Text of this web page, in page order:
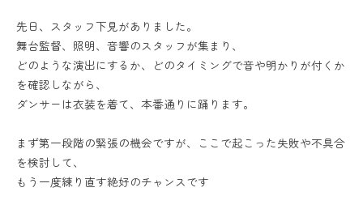
先日、スタッフ下見がありました。
舞台監督、照明、音響のスタッフが集まり、
どのような演出にするか、どのタイミングで音や明かりが付くか
を確認しながら、
ダンサーは衣装を着て、本番通りに踊ります。
まず第一段階の緊張の機会ですが、ここで起こった失敗や不具合
を検討して、
もう一度練り直す絶好のチャンスです